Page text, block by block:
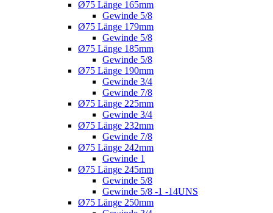
Ø75 Länge 165mm
Gewinde 5/8
Ø75 Länge 179mm
Gewinde 5/8
Ø75 Länge 185mm
Gewinde 5/8
Ø75 Länge 190mm
Gewinde 3/4
Gewinde 7/8
Ø75 Länge 225mm
Gewinde 3/4
Ø75 Länge 232mm
Gewinde 7/8
Ø75 Länge 242mm
Gewinde 1
Ø75 Länge 245mm
Gewinde 5/8
Gewinde 5/8 -1 -14UNS
Ø75 Länge 250mm